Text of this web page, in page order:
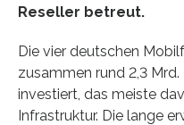
Reseller betreut.
Die vier deutschen
zusammen rund 2,3
investiert, das meiste
Infrastruktur. Die lange